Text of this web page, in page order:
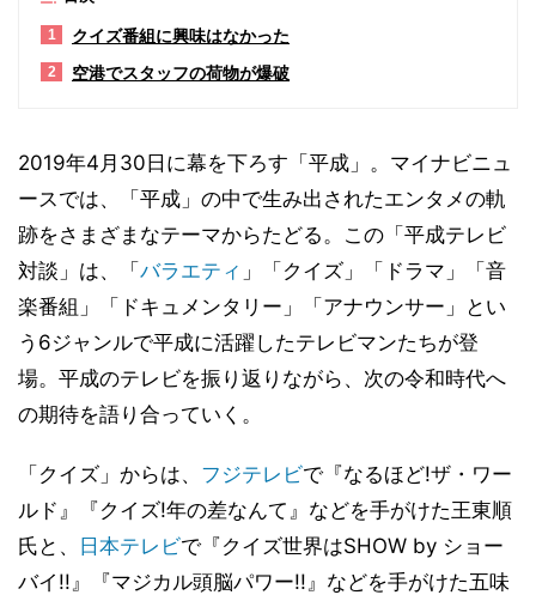
1 クイズ番組に興味はなかった
2 空港でスタッフの荷物が爆破
2019年4月30日に幕を下ろす「平成」。マイナビニュ
ースでは、「平成」の中で生み出されたエンタメの軌
跡をさまざまなテーマからたどる。この「平成テレビ
対談」は、「 バラエティ 」「クイズ」「ドラマ」「音
楽番組」「ドキュメンタリー」「アナウンサー」とい
う6ジャンルで平成に活躍したテレビマンたちが登
場。平成のテレビを振り返りながら、次の令和時代へ
の期待を語り合っていく。
「クイズ」からは、 フジテレビで『なるほど!ザ・ワー
ルド』『クイズ!年の差なんて』などを手がけた王東順
氏と、
日本テレビで『クイズ世界はSHOW by ショー
バイ!!』『マジカル頭脳パワー!!』などを手がけた五味